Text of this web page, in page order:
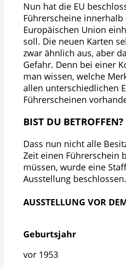
Nun hat die EU
Führerscheine innerhalb
Europäischen Union
soll. Die neuen Karten
zwar ähnlich aus, aber
Gefahr. Denn bei einer
man wissen, welche
allen unterschiedlichen
Führerscheinen
BIST DU BETROFFEN?
Dass nun nicht alle
Zeit einen Führerschein
müssen, wurde eine
Ausstellung beschlossen.
AUSSTELLUNG VOR
Geburtsjahr
vor 1953